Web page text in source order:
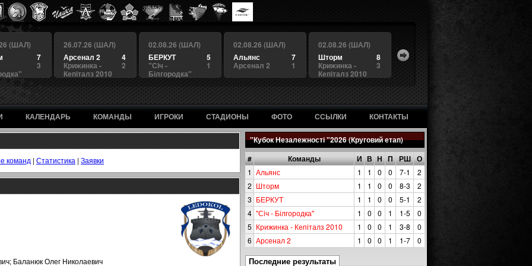
(ШАЛ)
7
3
26.07.26 (ШАЛ)
4
Арсенал 2
2
Крижинка -
Кепіталз 2010
02.08.26 (ШАЛ)
5
БЕРКУТ
1
"Сiч -
Білгородка"
02.08.26 (ШАЛ)
7
Альянс
1
Арсенал 2
02.08.26 (ШАЛ)
8
Шторм
3
Крижинка -
Кепіталз 2010
КАЛЕНДАРЬ КОМАНДЫ ИГРОКИ СТАДИОНЫ ФОТО ССЫЛКИ КОНТАКТЫ
"Кубок Незалежності "2026 (Круговий етап)
# Команды И В Н П РШ О
1 Альянс 1 1 0 0 7-1
2
2 Шторм 1 1 0 0 8-3
2
3 БЕРКУТ 1 1 0 0 5-1
2
4 "Сiч - Білгородка" 1 0 0 1 1-5
0
5 Крижинка - Кепіталз 2010 1 0 0 1 3-8
0
6 Арсенал 2 1 0 0 1 1-7 0
Последние результаты
команд | Статистика | Заявки
Баланюк Олег Николаевич